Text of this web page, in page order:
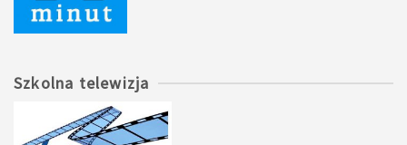
Szkolna telewizja